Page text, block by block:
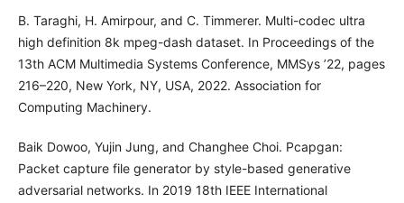
B. Taraghi, H. Amirpour, and C. Timmerer. Multi-codec ultra
high definition 8k mpeg-dash dataset. In Proceedings of the
13th ACM Multimedia Systems Conference, MMSys ’22, pages
216–220, New York, NY, USA, 2022. Association for
Computing Machinery.
Baik Dowoo, Yujin Jung, and Changhee Choi. Pcapgan:
Packet capture file generator by style-based generative
adversarial networks. In 2019 18th IEEE International